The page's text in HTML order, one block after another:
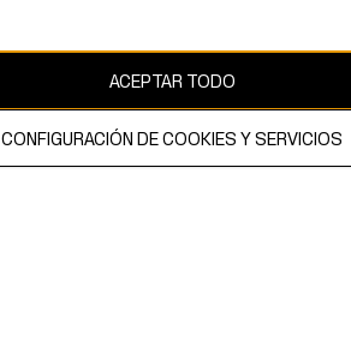
ACEPTAR TODO
CONFIGURACIÓN DE COOKIES Y SERVICIOS